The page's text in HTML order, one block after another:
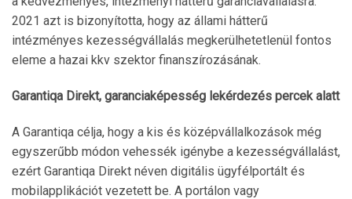
2021 azt is bizonyította, hogy az állami hátterű
intézményes kezességvállalás megkerülhetetlenül fontos
eleme a hazai kkv szektor finanszírozásának.
Garantiqa Direkt, garanciaképesség lekérdezés percek alatt
A Garantiqa célja, hogy a kis és középvállalkozások még
egyszerűbb módon vehessék igénybe a kezességvállalást,
ezért Garantiqa Direkt néven digitális ügyfélportált és
mobilapplikációt vezetett be. A portálon vagy